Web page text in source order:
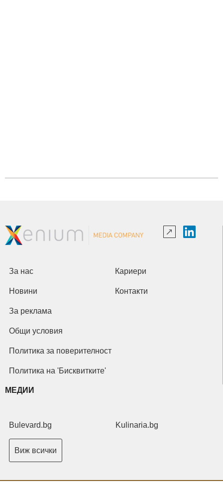
За нас Кариери
Новини Контакти
За реклама
Общи условия
Политика за поверителност
Политика на 'Бисквитките'
МЕДИИ
Bulevard.bg Kulinaria.bg
Виж всички